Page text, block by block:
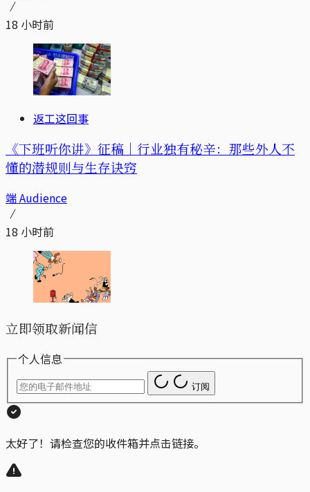
18 小时前
返工这回事
《下班听你讲》征稿｜行业独有秘辛：那些外人不
懂的潜规则与生存诀窍
端 Audience
18 小时前
立即领取新闻信
个人信息
订阅
太好了！请检查您的收件箱并点击链接。